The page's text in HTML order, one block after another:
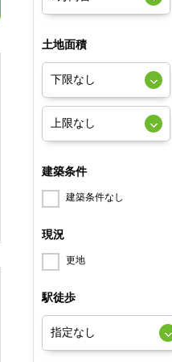
土地面積
建築条件
建築条件なし
現況
更地
駅徒歩